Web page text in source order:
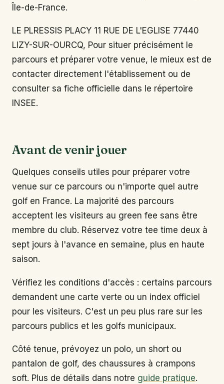
Île-de-France.
LE PLRESSIS PLACY 11 RUE DE L'EGLISE 77440
LIZY-SUR-OURCQ, Pour situer précisément le
parcours et préparer votre venue, le mieux est de
contacter directement l'établissement ou de
consulter sa fiche officielle dans le répertoire
INSEE.
Avant de venir jouer
Quelques conseils utiles pour préparer votre
venue sur ce parcours ou n'importe quel autre
golf en France. La majorité des parcours
acceptent les visiteurs au green fee sans être
membre du club. Réservez votre tee time deux à
sept jours à l'avance en semaine, plus en haute
saison.
Vérifiez les conditions d'accès : certains parcours
demandent une carte verte ou un index officiel
pour les visiteurs. C'est un peu plus rare sur les
parcours publics et les golfs municipaux.
Côté tenue, prévoyez un polo, un short ou
pantalon de golf, des chaussures à crampons
soft. Plus de détails dans notre guide pratique.